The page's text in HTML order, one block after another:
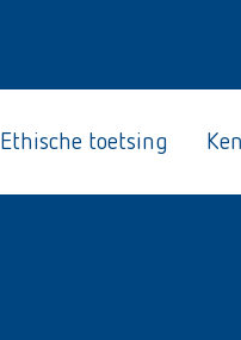
Ethische toetsing